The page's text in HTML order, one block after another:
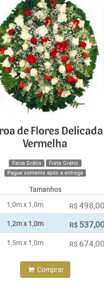
de Flores Delicada
Vermelha
Faixa Grátis
Frete Grátis
Pague somente após a entrega
Tamanhos
1,0m x 1,0m
R$ 498,00
1,2m x 1,0m R$
1,5m x 1,0m R$ 674,00
Comprar